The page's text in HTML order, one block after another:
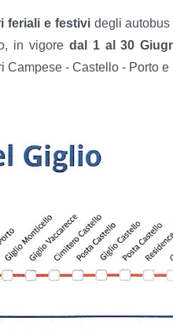
feriali e festivi degli
in vigore dal 1 al 30
Campese - Castello - Porto